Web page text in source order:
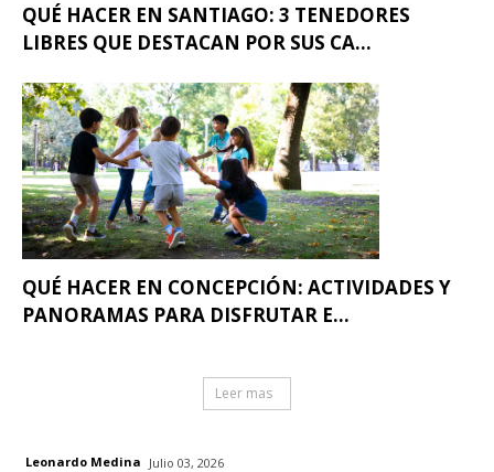
QUÉ HACER EN SANTIAGO: 3 TENEDORES
LIBRES QUE DESTACAN POR SUS CA...
QUÉ HACER EN CONCEPCIÓN: ACTIVIDADES Y
PANORAMAS PARA DISFRUTAR E...
Leer mas
Leonardo Medina Julio 03, 2026